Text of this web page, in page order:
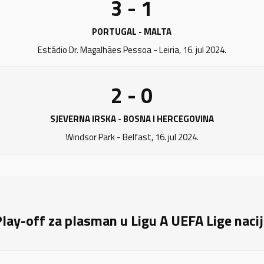
3 - 1
PORTUGAL - MALTA
Estádio Dr. Magalhães Pessoa - Leiria, 16. jul 2024.
2 - 0
SJEVERNA IRSKA - BOSNA I HERCEGOVINA
Windsor Park - Belfast, 16. jul 2024.
off za plasman u Ligu A UEFA Lige